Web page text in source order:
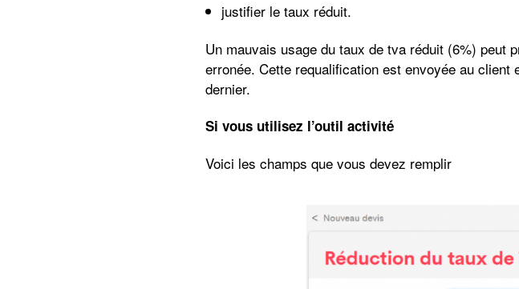
justifierle taux réduit.
Un mauvais usage du taux de tva réduit (6%) peut
erronée. Cette requalification est envoyée au client
dernier.
Si vous utilisez l’outil activité
Voici les champs que vous devez remplir